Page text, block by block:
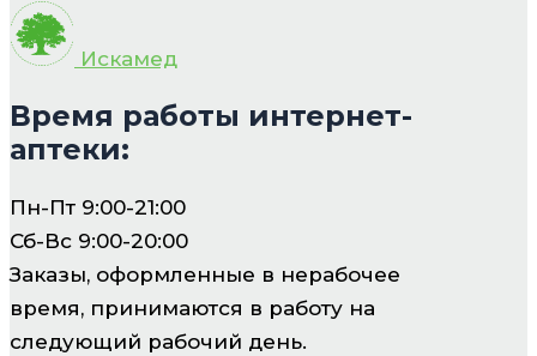
Искамед
Время работы интернет-
аптеки:
Пн-Пт 9:00-21:00
Сб-Вс 9:00-20:00
Заказы, оформленные в нерабочее
время, принимаются в работу на
следующий рабочий день.